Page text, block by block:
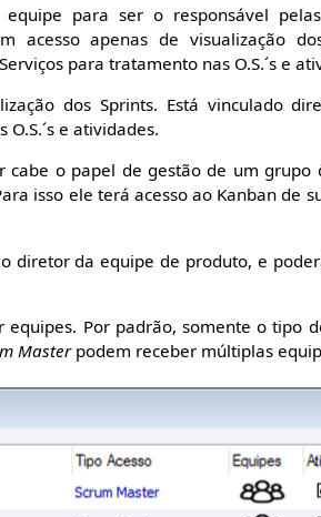
para ser o responsável
acesso apenas de visualização
para tratamento nas O.S.´s e
dos Sprints. Está vinculado
e atividades.
cabe o papel de gestão de um grupo
isso ele terá acesso ao Kanban de
diretor da equipe de produto, e
equipes. Por padrão, somente o tipo
Masterpodem receber múltiplas